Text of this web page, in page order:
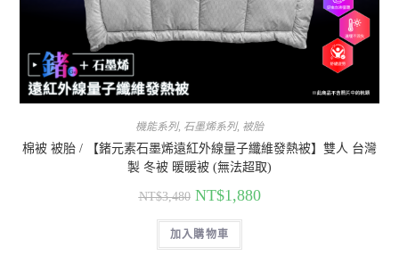
機能系列, 石墨烯系列, 被胎
棉被 被胎 / 【鍺元素石墨烯遠紅外線量子纖維發熱被】雙人 台灣
製 冬被 暖暖被 (無法超取)
NT$3,480 NT$1,880
加入購物車